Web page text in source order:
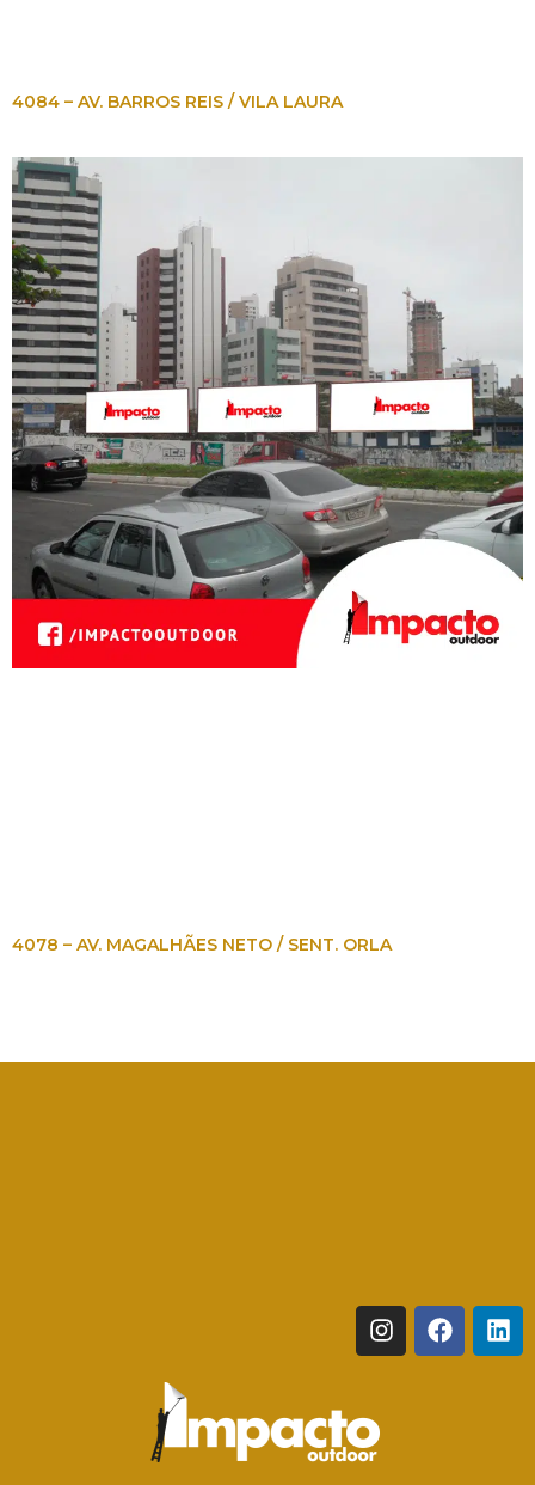
4084 – AV. BARROS REIS / VILA LAURA
4078 – AV. MAGALHÃES NETO / SENT. ORLA